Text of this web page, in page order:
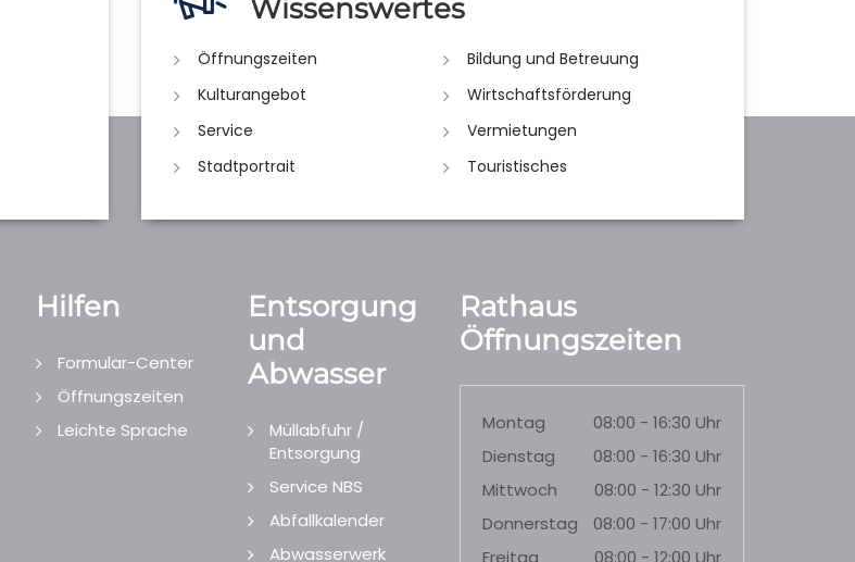
Wissenswertes
Öffnungszeiten
Bildung und Betreuung
Kulturangebot
Wirtschaftsförderung
Service
Vermietungen
Stadtportrait
Touristisches
Hilfen
Formular-Center
Öffnungszeiten
Leichte Sprache
Entsorgung
und
Abwasser
Müllabfuhr /
Entsorgung
Service NBS
Abfallkalender
Abwasserwerk
Rathaus
Öffnungszeiten
Montag
08:00 - 16:30 Uhr
Dienstag
08:00 - 16:30 Uhr
Mittwoch
08:00 - 12:30 Uhr
Donnerstag
08:00 - 17:00 Uhr
Freitag
08:00 - 12:00 Uhr